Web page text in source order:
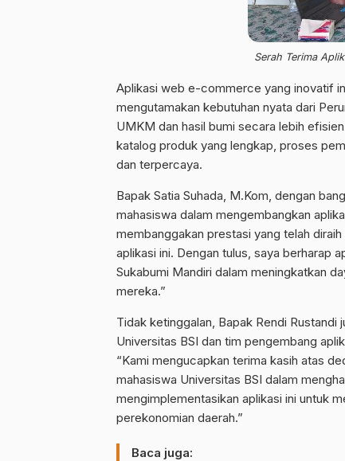
Serah Terima
Aplikasi web e-commerce yang inovatif
mengutamakan kebutuhan nyata dari
UMKM dan hasil bumi secara lebih
katalog produk yang lengkap, proses
dan terpercaya.
Bapak Satia Suhada, M.Kom, dengan
mahasiswa dalam mengembangkan
membanggakan prestasi yang telah
aplikasi ini. Dengan tulus, saya berharap
Sukabumi Mandiri dalam meningkatkan
mereka.”
Tidak ketinggalan, Bapak Rendi
Universitas BSI dan tim pengembang
“Kami mengucapkan terima kasih atas
mahasiswa Universitas BSI dalam
mengimplementasikan aplikasi ini untuk
perekonomian daerah.”
Baca juga: